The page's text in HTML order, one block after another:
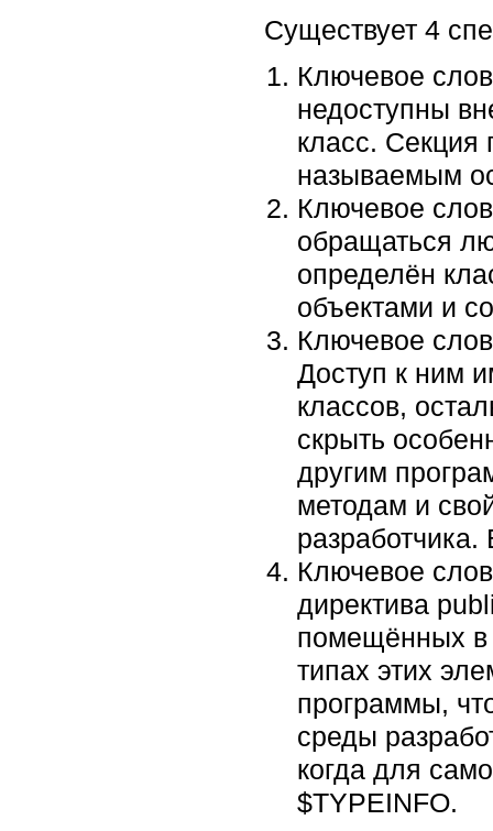
Существует 4
Ключевое
недоступны
класс. Секция
называемым
Ключевое
обращаться
определён
объектами и
Ключевое
Доступ к ним
классов,
скрыть
другим
методам и
Ключевое
директива
помещённых в
типах этих
программы,
среды
когда для
$TYPEINFO.